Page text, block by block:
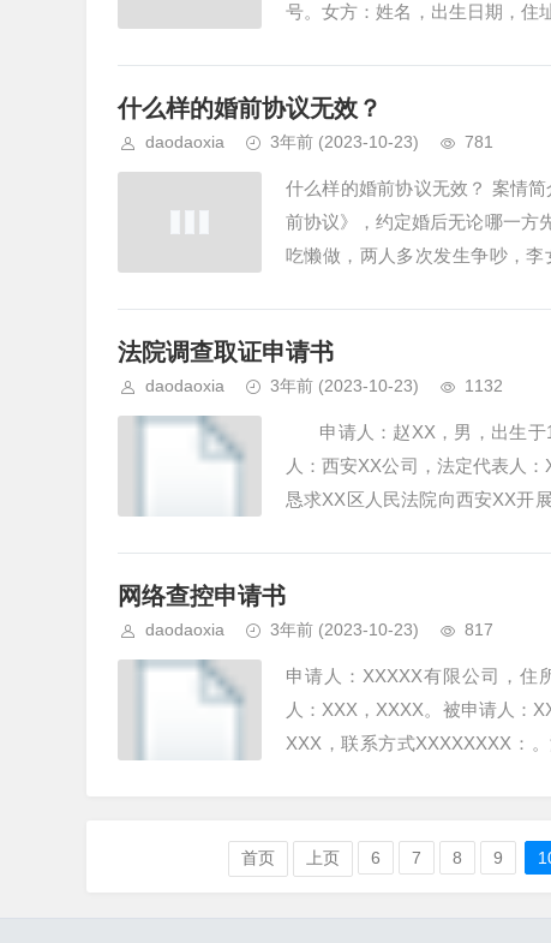
号。女方：姓名，出生日期，住
什么样的婚前协议无效？
daodaoxia 3年前 (2023-10-23) 781
什么样的婚前协议无效？ 案情
前协议》，约定婚后无论哪一方
吃懒做，两人多次发生争吵，
法院调查取证申请书
daodaoxia 3年前 (2023-10-23) 1132
申请人：赵XX，男，出生于
人：西安XX公司，法定代表
恳求XX区人民法院向西安XX
网络查控申请书
daodaoxia 3年前 (2023-10-23) 817
申请人：XXXXX有限公司，住
人：XXX，XXXX。被申请人：
XXX，联系方式XXXXXXXX：
首页 上页 6 7 8 9